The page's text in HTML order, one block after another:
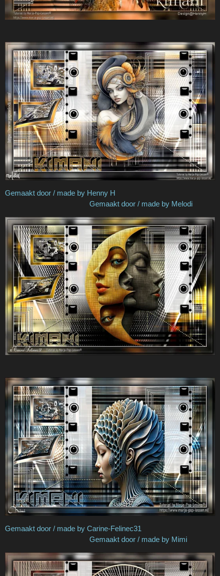
Gemaakt door / made by Henny H
Gemaakt door / made by Melodi
Gemaakt door / made by Carine-Felinec31
Gemaakt door / made by Mimi